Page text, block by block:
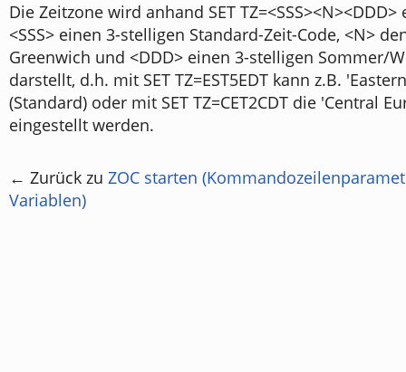
Die Zeitzone wird anhand SET
<SSS> einen 3-stelligen Standard-Zeit-Code, <N>
Greenwich und <DDD> einen 3-stelligen Sommer/
darstellt, d.h. mit SET TZ=EST5EDT kann z.B.
(Standard) oder mit SET TZ=CET2CDT die 'Central
eingestellt werden.
← Zurück zu ZOC starten
Variablen)